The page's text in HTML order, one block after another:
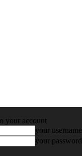
your account
your username
your password